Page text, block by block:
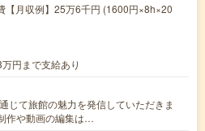
【月収例】25万6千円 (1600円×8h×20
円まで支給あり
じて旅館の魅力を発信していただきま
作や動画の編集は…